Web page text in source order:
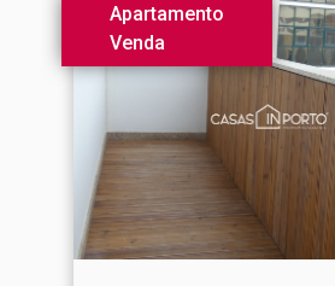
Apartamento
Venda